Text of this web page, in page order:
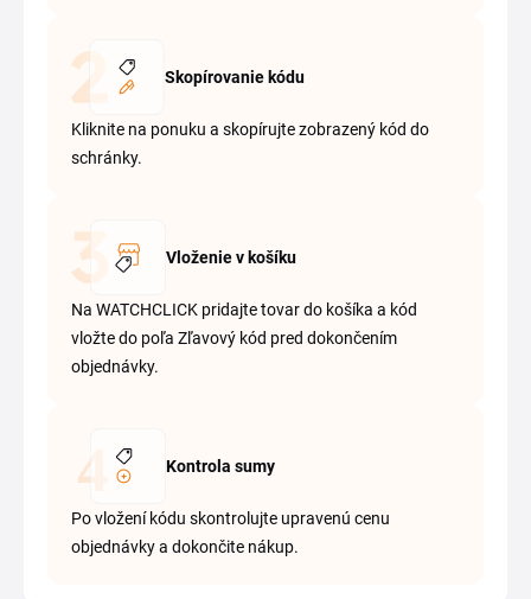
Skopírovanie kódu
Kliknite na ponuku a skopírujte zobrazený kód do
schránky.
Vloženie v košíku
Na WATCHCLICK pridajte tovar do košíka a kód
vložte do poľa Zľavový kód pred dokončením
objednávky.
Kontrola sumy
Po vložení kódu skontrolujte upravenú cenu
objednávky a dokončite nákup.